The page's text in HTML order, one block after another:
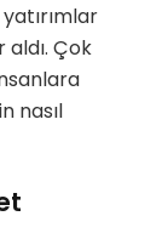
Çok
nasıl